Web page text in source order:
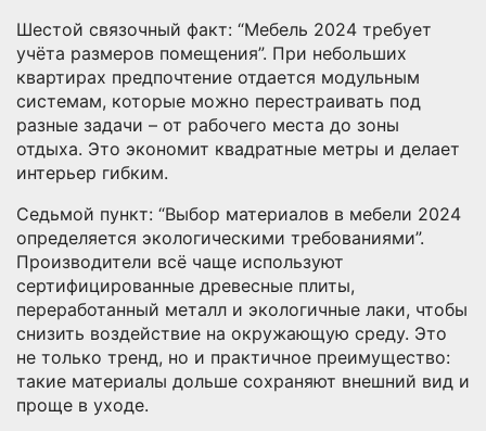
Шестой связочный факт: “Мебель 2024 требует
учёта размеров помещения”. При небольших
квартирах предпочтение отдается модульным
системам, которые можно перестраивать под
разные задачи – от рабочего места до зоны
отдыха. Это экономит квадратные метры и делает
интерьер гибким.
Седьмой пункт: “Выбор материалов в мебели 2024
определяется экологическими требованиями”.
Производители всё чаще используют
сертифицированные древесные плиты,
переработанный металл и экологичные лаки, чтобы
снизить воздействие на окружающую среду. Это
не только тренд, но и практичное преимущество:
такие материалы дольше сохраняют внешний вид и
проще в уходе.